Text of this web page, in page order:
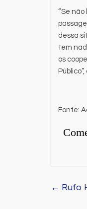
“Se
dessa
tem
os
Público”,
Fonte:
← Rufo